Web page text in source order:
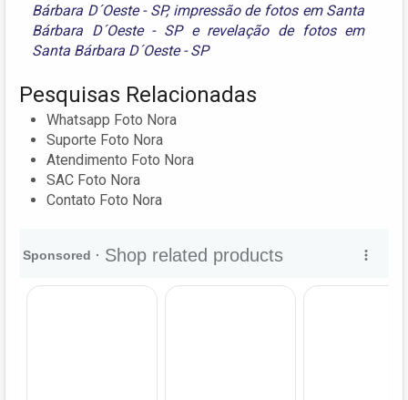
Bárbara D´Oeste - SP, impressão de fotos em Santa
Bárbara D´Oeste - SPe revelação de fotos em
Santa Bárbara D´Oeste - SP
Pesquisas Relacionadas
Whatsapp Foto Nora
Suporte Foto Nora
Atendimento Foto Nora
SAC Foto Nora
Contato Foto Nora